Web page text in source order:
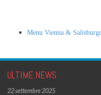
Menu Vienna &
ULTIME NEWS
22 settembre 2025